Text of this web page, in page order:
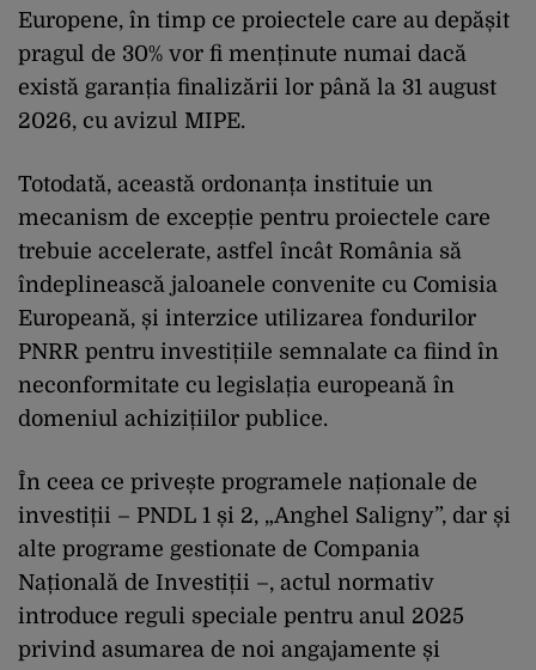
Europene, în timp ce proiectele care au depășit
pragul de 30% vor fi menținute numai dacă
există garanția finalizării lor până la 31 august
2026, cu avizul MIPE.
Totodată, această ordonanța instituie un
mecanism de excepție pentru proiectele care
trebuie accelerate, astfel încât România să
îndeplinească jaloanele convenite cu Comisia
Europeană, și interzice utilizarea fondurilor
PNRR pentru investițiile semnalate ca fiind în
neconformitate cu legislația europeană în
domeniul achizițiilor publice.
În ceea ce privește programele naționale de
investiții – PNDL 1 și 2, „Anghel Saligny”, dar și
alte programe gestionate de Compania
Națională de Investiții –, actul normativ
introduce reguli speciale pentru anul 2025
privind asumarea de noi angajamente și